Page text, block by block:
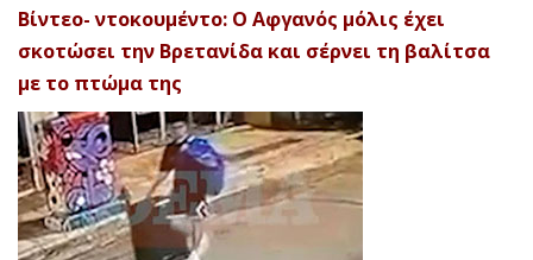
Βίντεο- ντοκουμέντο: Ο Αφγανός μόλις έχει
σκοτώσει την Βρετανίδα και σέρνει τη βαλίτσα
με το πτώμα της